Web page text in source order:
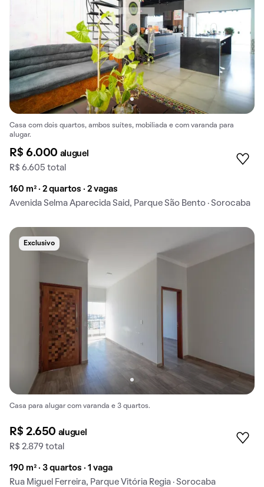
Casa com dois quartos, ambos suítes, mobiliada e com varanda para
alugar.
R$ 6.000 aluguel
R$ 6.605 total
160 m² · 2 quartos · 2 vagas
Avenida Selma Aparecida Said, Parque São Bento · Sorocaba
Exclusivo
Casa para alugar com varanda e 3 quartos.
R$ 2.650 aluguel
R$ 2.879 total
190 m² · 3 quartos · 1 vaga
Rua Miguel Ferreira, Parque Vitória Regia · Sorocaba